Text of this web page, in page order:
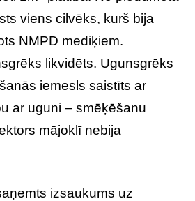
viens cilvēks, kurš bija
NMPD mediķiem.
likvidēts. Ugunsgrēks
iemesls saistīts ar
ar uguni – smēķēšanu
mājoklī nebija
izsaukums uz